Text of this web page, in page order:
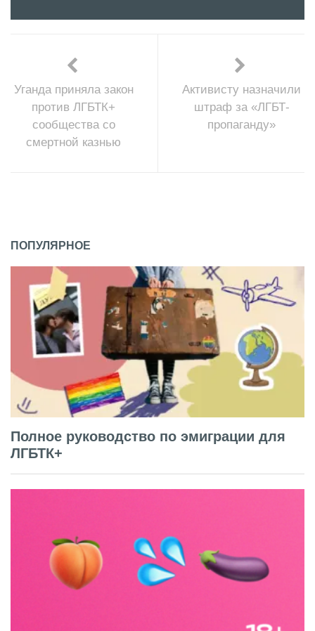
Уганда приняла закон
против ЛГБТК+
сообщества со
смертной казнью
Активисту назначили
штраф за «ЛГБТ-
пропаганду»
ПОПУЛЯРНОЕ
Полное руководство по эмиграции для
ЛГБТК+